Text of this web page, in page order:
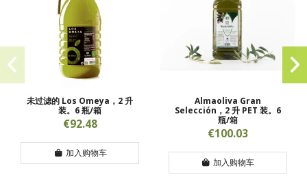
未过滤的 Los Omeya，2 升
装。6 瓶/箱
€92.48
加入购物车
Almaoliva Gran
Selección，2 升 PET 装。6
瓶/箱
€100.03
加入购物车